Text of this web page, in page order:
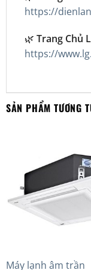
https://
🌿 Trang Chủ
https://
SẢN PHẨM TƯƠNG
Máy lạnh âm trần